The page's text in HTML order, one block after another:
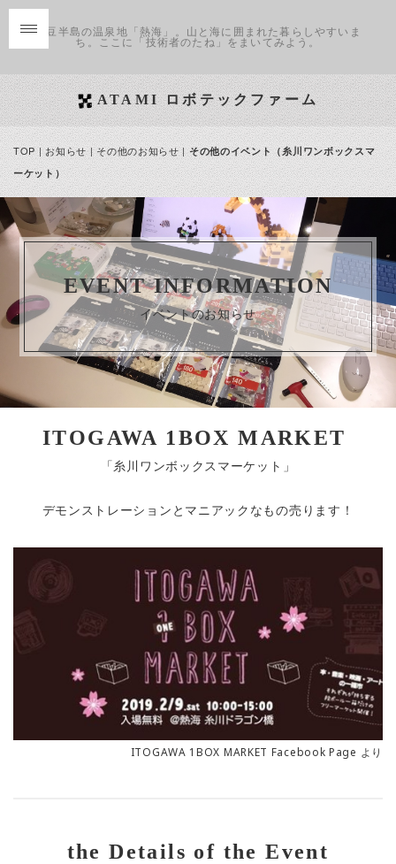
伊豆半島の温泉地「熱海」。山と海に囲まれた暮らしやすいま
ち。ここに「技術者のたね」をまいてみよう。
ATAMI ロボテックファーム
TOP|お知らせ|その他のお知らせ| その他のイベント（糸川ワンボックスマ
ーケット）
EVENT INFORMATION
イベントのお知らせ
ITOGAWA 1BOX MARKET
「糸川ワンボックスマーケット」
デモンストレーションとマニアックなもの売ります！
ITOGAWA 1BOX MARKET Facebook Page より
the Details of the Event